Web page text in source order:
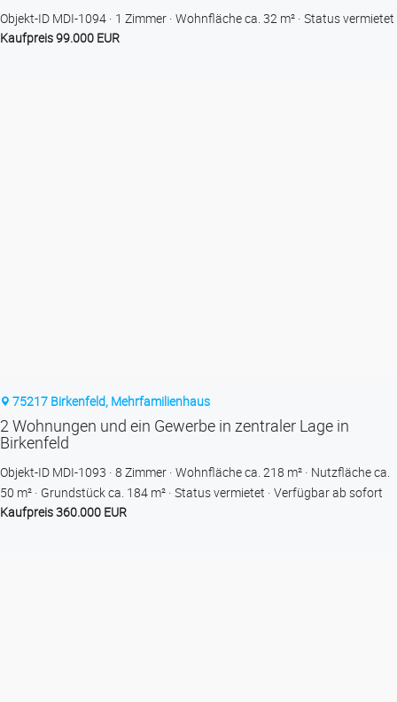
Objekt-ID MDI-1094 1 Zimmer Wohnfläche ca. 32 m² Status vermietet
Kaufpreis 99.000 EUR
75217 Birkenfeld, Mehrfamilienhaus
2 Wohnungen und ein Gewerbe in zentraler Lage in
Birkenfeld
Objekt-ID MDI-1093 8 Zimmer Wohnfläche ca. 218 m²
Nutzfläche ca.
50 m²
Grund­stück ca. 184 m² Status vermietet
Verfügbar ab sofort
Kaufpreis 360.000 EUR